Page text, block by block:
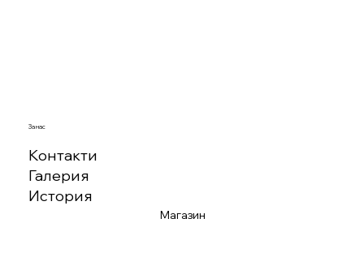
За нас
Контакти
Галерия
История
Магазин